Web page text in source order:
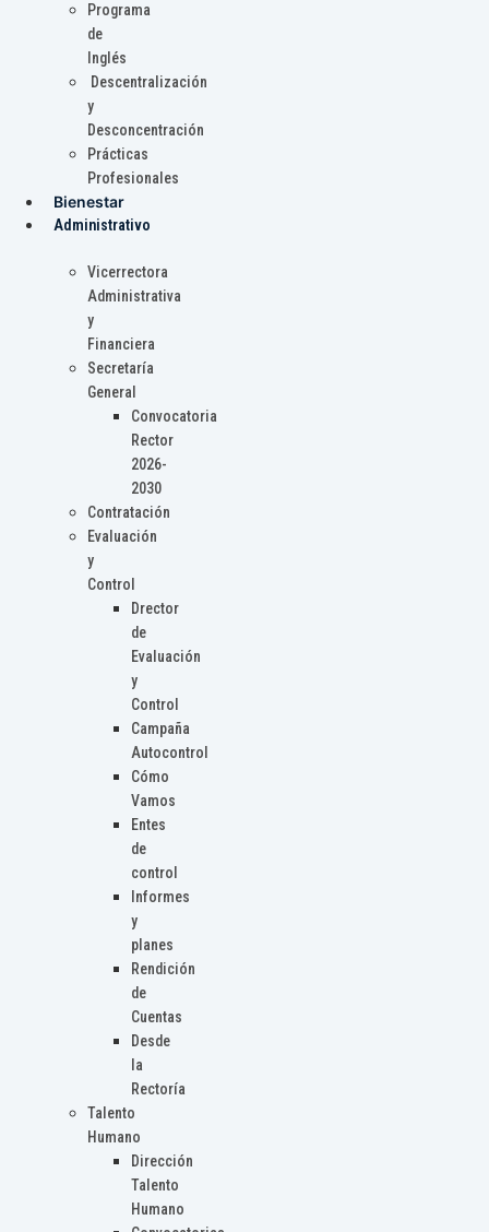
Programa
de
Inglés
Descentralización
y
Desconcentración
Prácticas
Profesionales
Bienestar
Administrativo
Vicerrectora
Administrativa
y
Financiera
Secretaría
General
Convocatoria
Rector
2026-
2030
Contratación
Evaluación
y
Control
Drector
de
Evaluación
y
Control
Campaña
Autocontrol
Cómo
Vamos
Entes
de
control
Informes
y
planes
Rendición
de
Cuentas
Desde
la
Rectoría
Talento
Humano
Dirección
Talento
Humano